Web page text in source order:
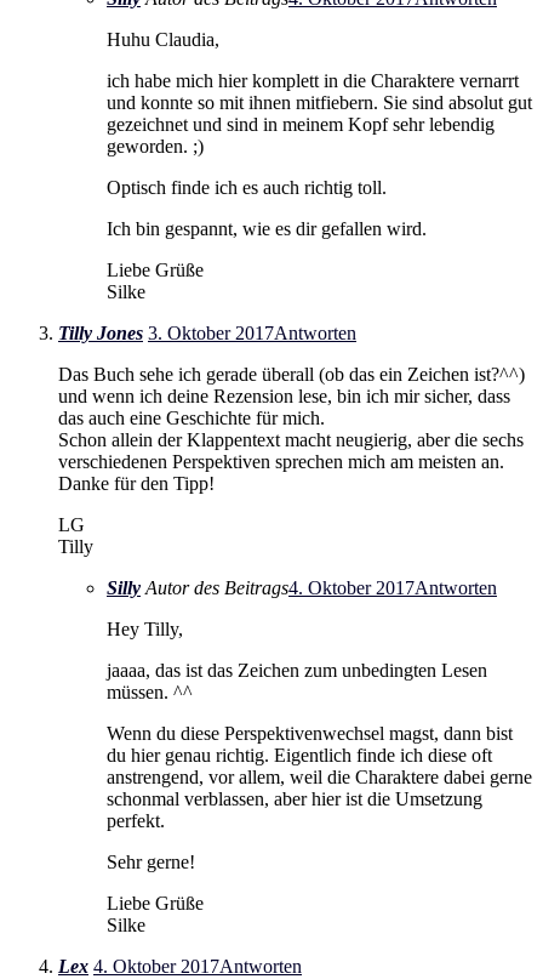
Huhu Claudia,
ich habe mich hier komplett in die Charaktere vernarrt
und konnte so mit ihnen mitfiebern. Sie sind absolut gut
gezeichnet und sind in meinem Kopf sehr lebendig
geworden. ;)
Optisch finde ich es auch richtig toll.
Ich bin gespannt, wie es dir gefallen wird.
Liebe Grüße
Silke
Tilly Jones 3. Oktober 2017Antworten
Das Buch sehe ich gerade überall (ob das ein Zeichen ist?^^)
und wenn ich deine Rezension lese, bin ich mir sicher, dass
das auch eine Geschichte für mich.
Schon allein der Klappentext macht neugierig, aber die sechs
verschiedenen Perspektiven sprechen mich am meisten an.
Danke für den Tipp!
LG
Tilly
Silly Autor des Beitrags4. Oktober 2017Antworten
Hey Tilly,
jaaaa, das ist das Zeichen zum unbedingten Lesen
müssen. ^^
Wenn du diese Perspektivenwechsel magst, dann bist
du hier genau richtig. Eigentlich finde ich diese oft
anstrengend, vor allem, weil die Charaktere dabei gerne
schonmal verblassen, aber hier ist die Umsetzung
perfekt.
Sehr gerne!
Liebe Grüße
Silke
Lex 4. Oktober 2017Antworten